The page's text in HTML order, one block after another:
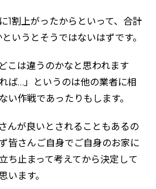
1割上がったからといって、合計
いうとそうではないはずです。
こは違うのかなと思われます
ば…」というのは他の業者に相
い作戦であったりもします。
んが良いとされることもあるの
皆さんご自身でご自身のお家に
ち止まって考えてから決定して
います。